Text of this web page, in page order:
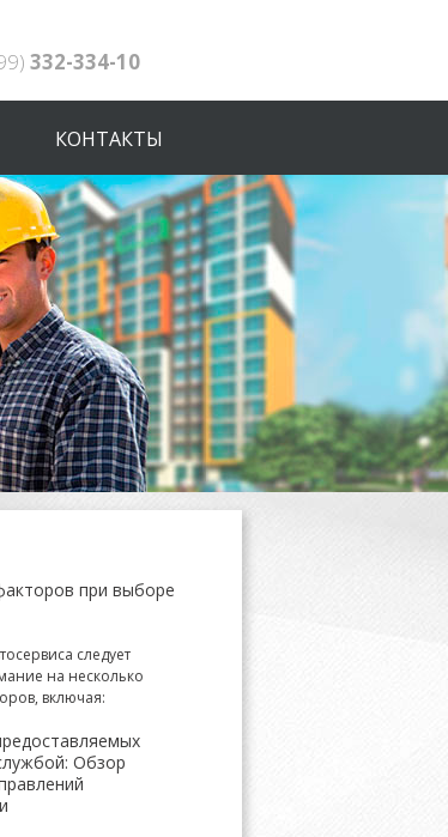
332-334-10
КОНТАКТЫ
при выборе
следует
на несколько
включая:
Обзор